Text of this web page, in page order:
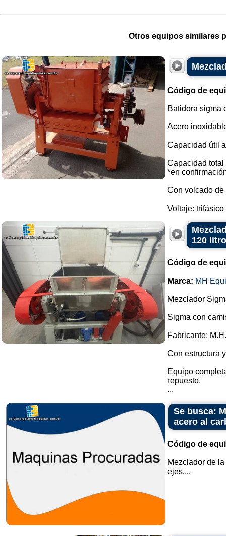
Otros equipos similares
Código de
Batidora sigma
Acero
Capacidad útil
Capacidad
*en
Con volcado de
Voltaje: trifásico
120
Código de
Marca: MH
Mezclador
Sigma con
Fabricante:
Con estructura
Equipo
repuesto.
...
Se busca:
acero al
Código de
Mezclador de
ejes....